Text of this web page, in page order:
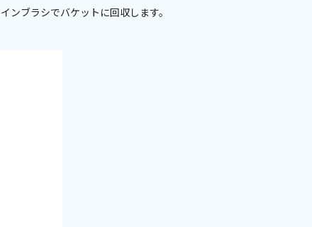
ブラシでバケットに回収します。